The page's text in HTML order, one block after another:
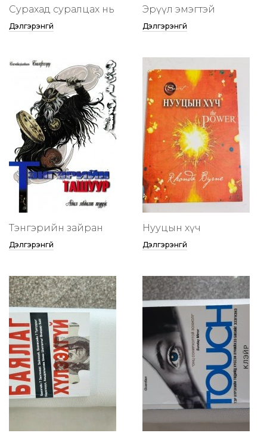
Сурахад суралцах нь
Дэлгэрэнгүй
Эрүүл эмэгтэй
Дэлгэрэнгүй
Тэнгэрийн зайран
Дэлгэрэнгүй
Нууцын хүч
Дэлгэрэнгүй